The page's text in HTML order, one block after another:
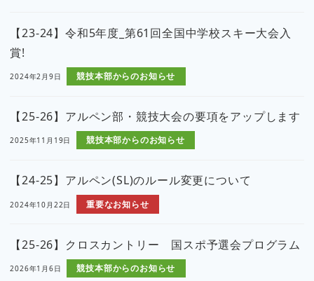
【23-24】令和5年度_第61回全国中学校スキー大会入
賞!
2024年2月9日 競技本部からのお知らせ
【25-26】アルペン部・競技大会の要項をアップします
2025年11月19日 競技本部からのお知らせ
【24-25】アルペン(SL)のルール変更について
2024年10月22日 重要なお知らせ
【25-26】クロスカントリー 国スポ予選会プログラム
2026年1月6日 競技本部からのお知らせ